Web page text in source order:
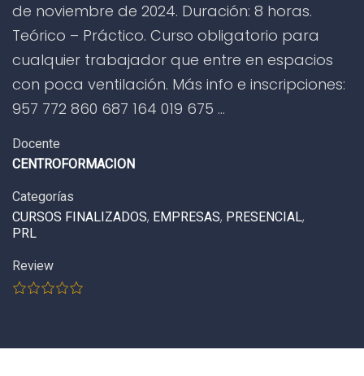
de noviembre de 2024. Duración: 8 horas.
Teórico – Práctico. Curso obligatorio para
cualquier trabajador que entre en espacios
con poca ventilación. Más info e inscripciones:
957 772 860 687 164 019 675 …
Docente
CENTROFORMACION
Categorías
CURSOS FINALIZADOS, EMPRESAS, PRESENCIAL,
PRL
Review